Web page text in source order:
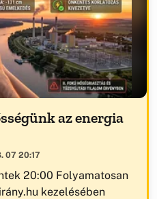
az energia
07 20:17
20:00 Folyamatosan
kezelésében